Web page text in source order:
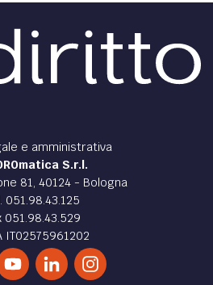
e amministrativa
S.r.l.
81, 40124 - Bologna
051.98.43.125
051.98.43.529
IT02575961202